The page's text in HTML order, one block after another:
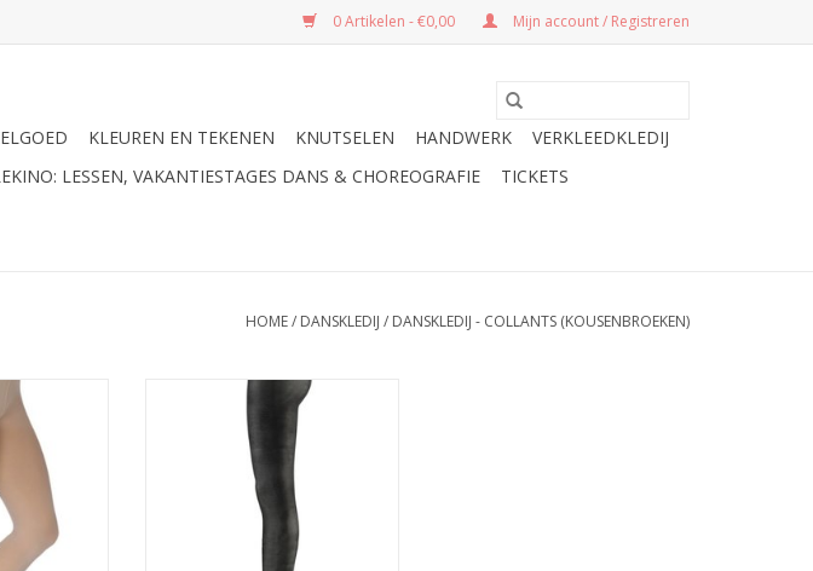
0 Artikelen - €0,00 Mijn account / Registreren
KLEUREN EN TEKENEN KNUTSELEN HANDWERK
VERKLEEDKLEDIJ
LESSEN, VAKANTIESTAGES DANS & CHOREOGRAFIE
TICKETS
HOME/ DANSKLEDIJ / DANSKLEDIJ - COLLANTS (KOUSENBROEKEN)
Papillon.
is speciaal
die
gericht op
en
convertible,
met- als
Deze stevige elastische nylon
ballet panty van Papillon zorgt
ervoor dat uw kind zorgeloos
kan dansen. Het materiaal voelt
zacht aan, maar is desondanks
erg sterk en zal niet snel slijten.
Dit model PK6001 heeft geen
voetje en is bedoeld om tot